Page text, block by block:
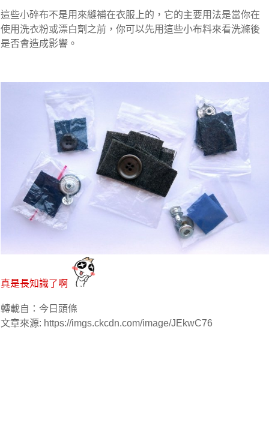
這些小碎布不是用來縫補在衣服上的，它的主要用法是當你在
使用洗衣粉或漂白劑之前，你可以先用這些小布料來看洗滌後
是否會造成影響。
真是長知識了啊
轉載自：今日頭條
文章來源: https://imgs.ckcdn.com/image/JEkwC76